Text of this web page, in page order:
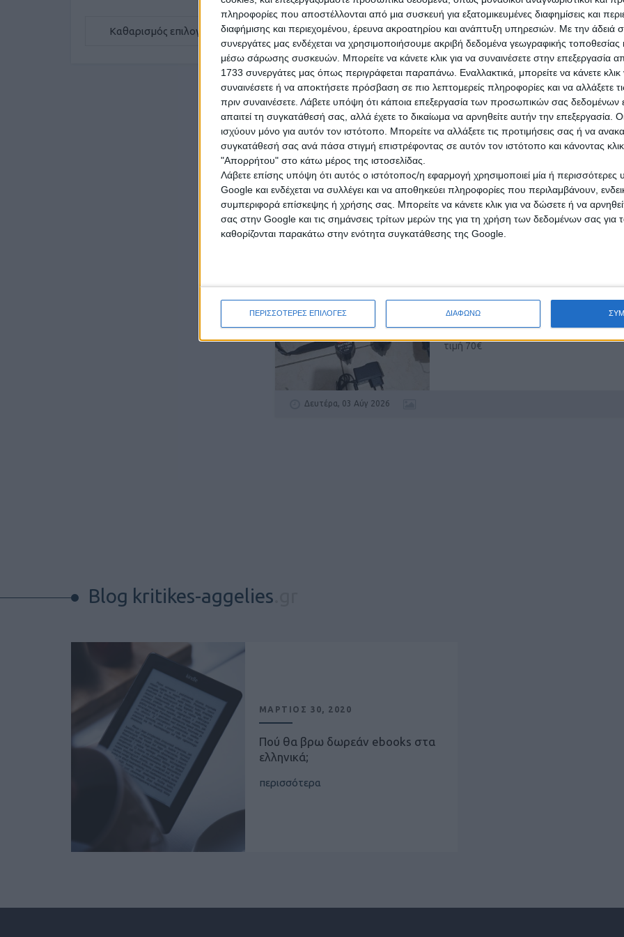
πληροφορίες που αποστέλλονται από μια συσκευή για εξατομικευμένες διαφημίσεις και
διαφήμισης και περιεχομένου, έρευνα ακροατηρίου και ανάπτυξη υπηρεσιών. Με την άδειά
συνεργάτες μας ενδέχεται να χρησιμοποιήσουμε ακριβή δεδομένα γεωγραφικής τοποθεσίας
μέσω σάρωσης συσκευών. Μπορείτε να κάνετε κλικ για να συναινέσετε στην επεξεργασία
1733 συνεργάτες μας όπως περιγράφεται παραπάνω. Εναλλακτικά, μπορείτε να κάνετε κλικ
συναινέσετε ή να αποκτήσετε πρόσβαση σε πιο λεπτομερείς πληροφορίες και να αλλάξετε
πριν συναινέσετε. Λάβετε υπόψη ότι κάποια επεξεργασία των προσωπικών σας δεδομένων
απαιτεί τη συγκατάθεσή σας, αλλά έχετε το δικαίωμα να αρνηθείτε αυτήν την επεξεργασία.
ισχύουν μόνο για αυτόν τον ιστότοπο. Μπορείτε να αλλάξετε τις προτιμήσεις σας ή να
συγκατάθεσή σας ανά πάσα στιγμή επιστρέφοντας σε αυτόν τον ιστότοπο και κάνοντας
"Απορρήτου" στο κάτω μέρος της ιστοσελίδας.
Λάβετε επίσης υπόψη ότι αυτός ο ιστότοπος/η εφαρμογή χρησιμοποιεί μία ή περισσότερες
Google και ενδέχεται να συλλέγει και να αποθηκεύει πληροφορίες που περιλαμβάνουν,
συμπεριφορά επίσκεψης ή χρήσης σας. Μπορείτε να κάνετε κλικ για να δώσετε ή να
σας στην Google και τις σημάνσεις τρίτων μερών της για τη χρήση των δεδομένων σας
καθορίζονται παρακάτω στην ενότητα συγκατάθεσης της Google.
ΠΕΡΙΣΣΟΤΕΡΕΣ ΕΠΙΛΟΓΕΣ ΔΙΑΦΩΝΩ
Καθαρισμός επιλογών Παρασκευή, 17 Ιουλ 2026
ΜΠΟΥΛΝΤΟΖΑ
Ηράκλειο
D 7 ερπιστριοφόρα πωλείται 7000 ευρώ.
€ 7.000
Τρίτη, 28 Ιουλ 2026
Ευρύτερη περιοχή Ηρακλείου
με 4 μπαταρίες για τοποθέτηση
τιμή 70€
Δευτέρα, 03 Αύγ 2026
Blog kritikes-aggelies
ΜΑΡΤΙΟΣ 30, 2020
Πού θα βρω δωρεάν ebooks στα
ελληνικά;
περισσότερα